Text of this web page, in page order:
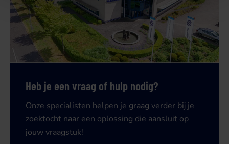
Heb je een vraag of hulp nodig?
Onze specialisten helpen je graag verder bij je
zoektocht naar een oplossing die aansluit op
jouw vraagstuk!